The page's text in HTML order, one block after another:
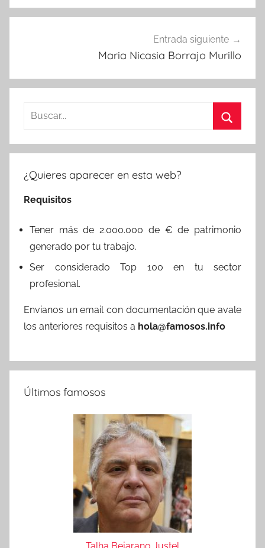
Entrada siguiente
Maria Nicasia Borrajo Murillo
Buscar:
¿Quieres aparecer en esta web?
Requisitos
Tener más de 2.000.000 de € de patrimonio
generado por tu trabajo.
Ser considerado Top 100 en tu sector
profesional.
Envianos un email con documentación que avale
los anteriores requisitos a hola@famosos.info
Últimos famosos